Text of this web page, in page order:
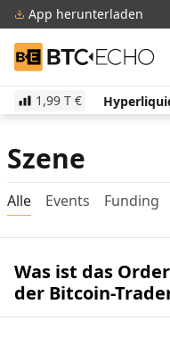
App herunterladen
BTC-ECHO
1,99 T €
€ 1.20%
Szene
Alle Events Funding
Was ist das
der Bitcoin-